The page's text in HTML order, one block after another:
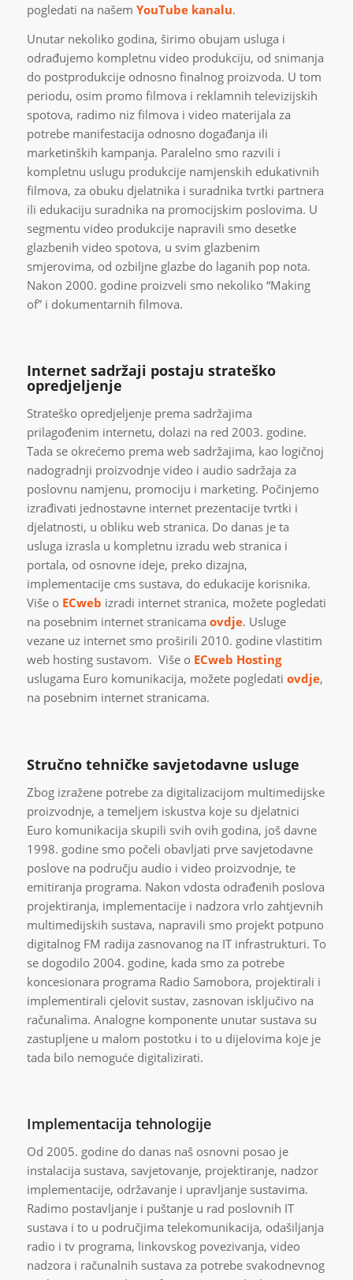
pogledati na našem YouTube kanalu.
Unutar nekoliko godina, širimo obujam usluga i
odrađujemo kompletnu video produkciju, od snimanja
do postprodukcije odnosno finalnog proizvoda. U tom
periodu, osim promo filmova i reklamnih televizijskih
spotova, radimo niz filmova i video materijala za
potrebe manifestacija odnosno događanja ili
marketinških kampanja. Paralelno smo razvili i
kompletnu uslugu produkcije namjenskih edukativnih
filmova, za obuku djelatnika i suradnika tvrtki partnera
ili edukaciju suradnika na promocijskim poslovima. U
segmentu video produkcije napravili smo desetke
glazbenih video spotova, u svim glazbenim
smjerovima, od ozbiljne glazbe do laganih pop nota.
Nakon 2000. godine proizveli smo nekoliko “Making
of” i dokumentarnih filmova.
Internet sadržaji postaju strateško
opredjeljenje
Strateško opredjeljenje prema sadržajima
prilagođenim internetu, dolazi na red 2003. godine.
Tada se okrećemo prema web sadržajima, kao logičnoj
nadogradnji proizvodnje video i audio sadržaja za
poslovnu namjenu, promociju i marketing. Počinjemo
izrađivati jednostavne internet prezentacije tvrtki i
djelatnosti, u obliku web stranica. Do danas je ta
usluga izrasla u kompletnu izradu web stranica i
portala, od osnovne ideje, preko dizajna,
implementacije cms sustava, do edukacije korisnika.
Više o ECweb izradi internet stranica, možete pogledati
na posebnim internet stranicama ovdje. Usluge
vezane uz internet smo proširili 2010. godine vlastitim
web hosting sustavom. Više o ECweb Hosting
uslugama Euro komunikacija, možete pogledati ovdje,
na posebnim internet stranicama.
Stručno tehničke savjetodavne usluge
Zbog izražene potrebe za digitalizacijom multimedijske
proizvodnje, a temeljem iskustva koje su djelatnici
Euro komunikacija skupili svih ovih godina, još davne
1998. godine smo počeli obavljati prve savjetodavne
poslove na području audio i video proizvodnje, te
emitiranja programa. Nakon vdosta odrađenih poslova
projektiranja, implementacije i nadzora vrlo zahtjevnih
multimedijskih sustava, napravili smo projekt potpuno
digitalnog FM radija zasnovanog na IT infrastrukturi. To
se dogodilo 2004. godine, kada smo za potrebe
koncesionara programa Radio Samobora, projektirali i
implementirali cjelovit sustav, zasnovan isključivo na
računalima. Analogne komponente unutar sustava su
zastupljene u malom postotku i to u dijelovima koje je
tada bilo nemoguće digitalizirati.
Implementacija tehnologije
Od 2005. godine do danas naš osnovni posao je
instalacija sustava, savjetovanje, projektiranje, nadzor
implementacije, održavanje i upravljanje sustavima.
Radimo postavljanje i puštanje u rad poslovnih IT
sustava i to u područjima telekomunikacija, odašiljanja
radio i tv programa, linkovskog povezivanja, video
nadzora i računalnih sustava za potrebe svakodnevnog